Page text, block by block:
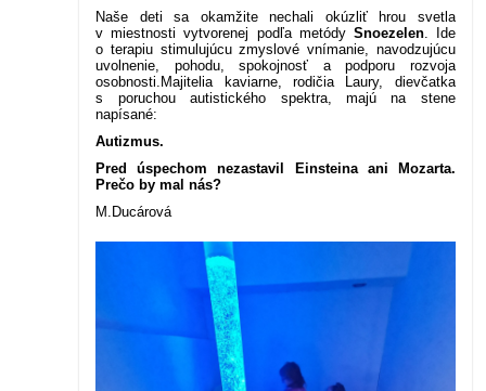
Naše deti sa okamžite nechali okúzliť hrou svetla
v miestnosti vytvorenej podľa metódy Snoezelen. Ide
o terapiu stimulujúcu zmyslové vnímanie, navodzujúcu
uvolnenie, pohodu, spokojnosť a podporu rozvoja
osobnosti. Majitelia kaviarne, rodičia Laury, dievčatka
s poruchou autistického spektra, majú na stene
napísané:
Autizmus.
Pred úspechom nezastavil Einsteina ani Mozarta.
Prečo by mal nás?
M.Ducárová